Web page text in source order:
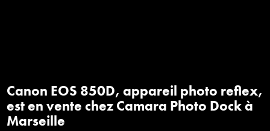
Canon EOS 850D, appareil photo reflex,
est en vente chez Camara Photo Dock à
Marseille